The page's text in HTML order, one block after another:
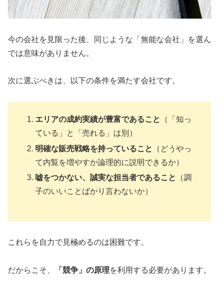
今の会社を見限った後、同じような「無能な会社」を選ん
では意味がありません。
次に選ぶべきは、以下の条件を満たす会社です。
エリアの成約実績が豊富であること
（「知っ
ている」と「売れる」は別）
明確な販売戦略を持っていること
（どうやっ
て内覧を増やすか論理的に説明できるか）
嘘をつかない、誠実な担当者であること
（調
子のいいことばかり言わないか）
これらを自力で見極めるのは困難です。
だからこそ、 「競争」の原理を利用する必要があります。